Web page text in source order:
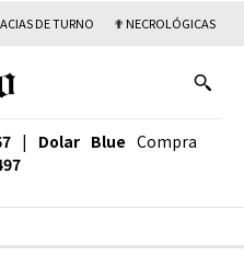
DE TURNO ✟ NECROLÓGICAS
| Dolar Blue Compra